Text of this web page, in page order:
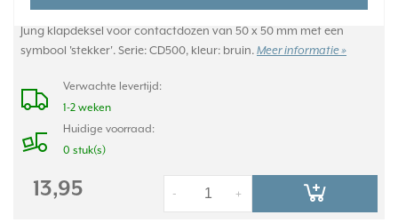
Jung klapdeksel voor contactdozen van 50 x 50 mm met een
symbool 'stekker'. Serie: CD500, kleur: bruin. Meer informatie »
Verwachte levertijd:
1-2 weken
Huidige voorraad:
0 stuk(s)
13,95 +
-